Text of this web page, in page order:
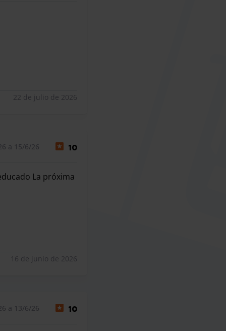
22 de julio de 2026
a 15/6/26 10
La próxima
16 de junio de 2026
a 13/6/26 10